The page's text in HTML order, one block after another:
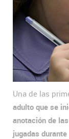
Una de las
adulto que se
anotación de
jugadas